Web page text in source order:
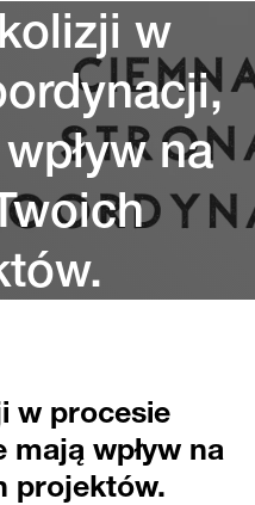
w
na
w procesie
wpływ na
projektów.